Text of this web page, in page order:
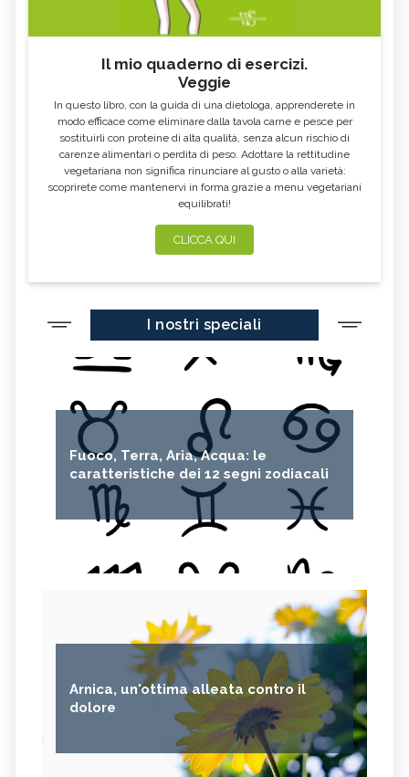
Il mio quaderno di esercizi.
Veggie
In questo libro, con la guida di una dietologa, apprenderete in
modo efficace come eliminare dalla tavola carne e pesce per
sostituirli con proteine di alta qualità, senza alcun rischio di
carenze alimentari o perdita di peso. Adottare la rettitudine
vegetariana non significa rinunciare al gusto o alla varietà:
scoprirete come mantenervi in forma grazie a menu vegetariani
equilibrati!
CLICCA QUI
I nostri speciali
Fuoco, Terra, Aria, Acqua: le
caratteristiche dei 12 segni zodiacali
Arnica, un'ottima alleata contro il
dolore